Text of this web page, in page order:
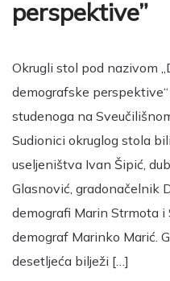
perspektive”
Okrugli stol pod nazivom
demografske
studenoga na
Sudionici okruglog stola
useljeništva Ivan Šipić,
Glasnović, gradonačelnik
demografi Marin Strmota
demograf Marinko Marić.
desetljeća bilježi […]